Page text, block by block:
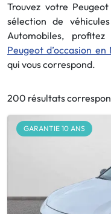
Trouvez votre
sélection de
Automobiles,
Peugeot d’occasion en
qui vous correspond.
200 résultats
GARANTIE 10 ANS